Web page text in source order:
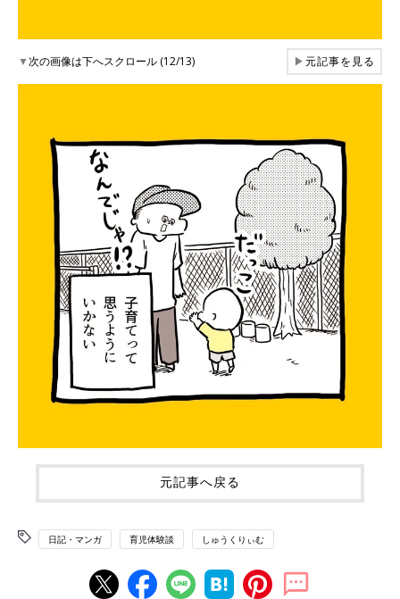
▼次の画像は下へスクロール (12/13) ▶元記事を見る
元記事へ戻る
日記・マンガ 育児体験談 しゅうくりぃむ